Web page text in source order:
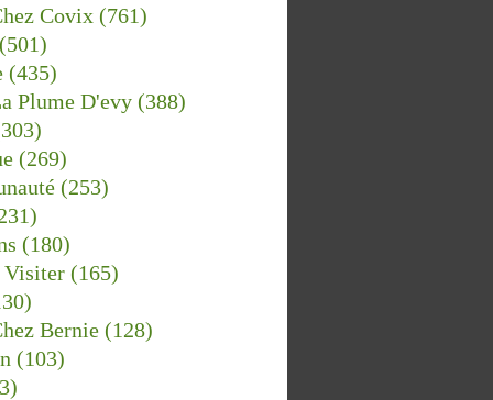
Covix (761)
(501)
(435)
Plume D'evy (388)
(269)
(253)
(180)
(165)
Bernie (128)
(103)